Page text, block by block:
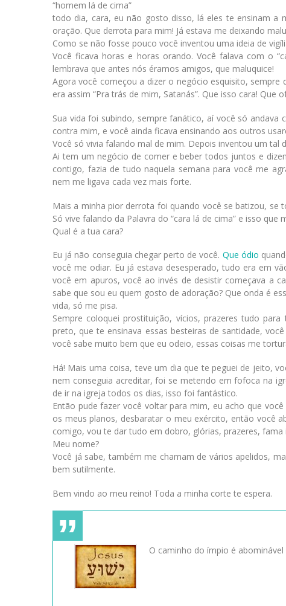
“homem lá de cima”
todo dia, cara, eu não gosto disso, lá eles te ensinam a
oração. Que derrota para mim! Já estava me deixando
Como se não fosse pouco você inventou uma ideia de
Você ficava horas e horas orando. Você falava com o
lembrava que antes nós éramos amigos, que maluquice!
Agora você começou a dizer o negócio esquisito,
era assim “Pra trás de mim, Satanás”. Que isso cara! Que
Sua vida foi subindo, sempre fanático, aí você só
contra mim, e você ainda ficava ensinando aos outros
Você só vivia falando mal de mim. Depois inventou um tal
Ai tem um negócio de comer e beber todos juntos e
contigo, fazia de tudo naquela semana para você me
nem me ligava cada vez mais forte.
Mais a minha pior derrota foi quando você se batizou,
Só vive falando da Palavra do “cara lá de cima” e isso
Qual é a tua cara?
Eu já não conseguia chegar perto de você. Que ódio
você me odiar. Eu já estava desesperado, tudo era em
você em apuros, você ao invés de desistir começava a
sabe que sou eu quem gosto de adoração? Que onda é
vida, só me pisa.
Sempre coloquei prostituição, vícios, prazeres tudo
preto, que te ensinava essas besteiras de santidade,
você sabe muito bem que eu odeio, essas coisas me
Há! Mais uma coisa, teve um dia que te peguei de jeito,
nem conseguia acreditar, foi se metendo em fofoca na
de ir na igreja todos os dias, isso foi fantástico.
Então pude fazer você voltar para mim, eu acho que
os meus planos, desbaratar o meu exército, então você
comigo, vou te dar tudo em dobro, glórias, prazeres, fama
Meu nome?
Você já sabe, também me chamam de vários apelidos,
bem sutilmente.
Bem vindo ao meu reino! Toda a minha corte te espera.
O caminho do ímpio é